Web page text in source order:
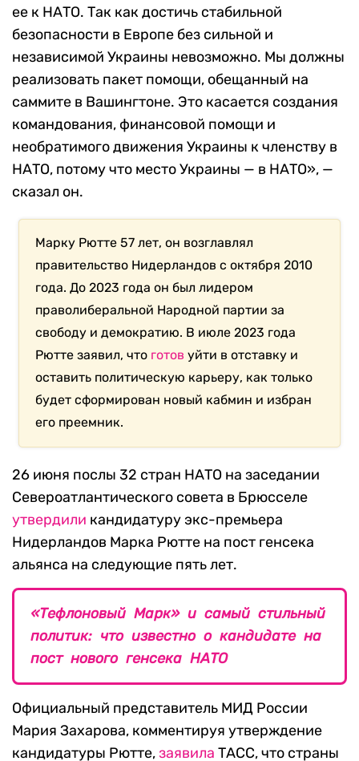
ее к НАТО. Так как достичь стабильной
безопасности в Европе без сильной и
независимой Украины невозможно. Мы должны
реализовать пакет помощи, обещанный на
саммите в Вашингтоне. Это касается создания
командования, финансовой помощи и
необратимого движения Украины к членству в
НАТО, потому что место Украины — в НАТО», —
сказал он.
Марку Рютте 57 лет, он возглавлял
правительство Нидерландов с октября 2010
года. До 2023 года он был лидером
праволиберальной Народной партии за
свободу и демократию. В июле 2023 года
Рютте заявил, что готов уйти в отставку и
оставить политическую карьеру, как только
будет сформирован новый кабмин и избран
его преемник.
26 июня послы 32 стран НАТО на заседании
Североатлантического совета в Брюсселе
утвердили кандидатуру экс-премьера
Нидерландов Марка Рютте на пост генсека
альянса на следующие пять лет.
«Тефлоновый Марк» и самый стильный
политик: что известно о кандидате на
пост нового генсека НАТО
Официальный представитель МИД России
Мария Захарова, комментируя утверждение
кандидатуры Рютте,заявила ТАСС, что страны